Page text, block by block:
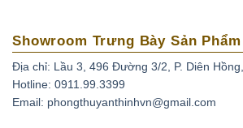
Showroom Trưng Bày Sản Phẩm
Địa chỉ: Lầu 3, 496 Đường 3/2, P. Diên
Hotline: 0911.99.3399
Email: phongthuyanthinhvn@gmail.com